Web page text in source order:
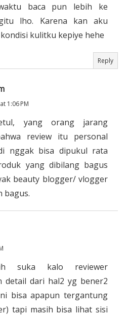
baca pun lebih ke
lho. Karena kan aku
kulitku kepiye hehe
Reply
1:06 PM
yang orang jarang
review itu personal
nggak bisa dipukul rata
yang dibilang bagus
beauty blogger/ vlogger
bagus.
suka kalo reviewer
detail dari hal2 yg bener2
bisa apapun tergantung
tapi masih bisa lihat sisi